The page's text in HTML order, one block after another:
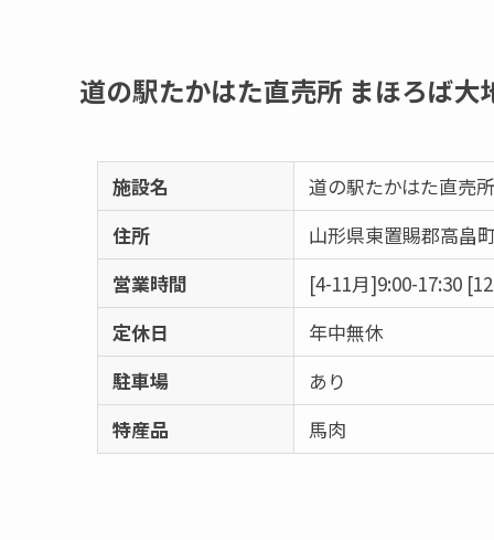
道の駅たかはた直売所 まほろば
施設名
道の駅たかはた直売
住所
山形県東置賜郡高畠
営業時間
[4-11月]9:00-17:30
定休日
年中無休
駐車場
あり
特産品
馬肉